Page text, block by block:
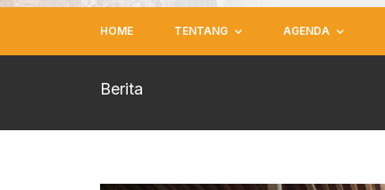
HOME TENTANG AGENDA
Berita